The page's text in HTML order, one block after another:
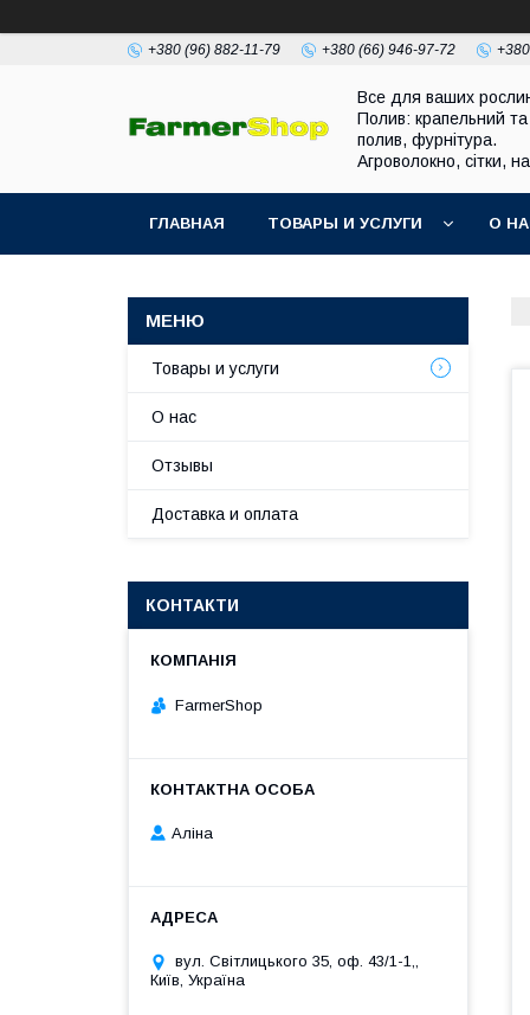
+380 (96) 882-11-79 +380 (66) 946-97-72
Все для ваших
Полив: крапельний та
полив, фурнітура.
Агроволокно, сітки,
ГЛАВНАЯ ТОВАРЫ И УСЛУГИ О
Товары и услуги
О нас
Отзывы
Доставка и оплата
КОНТАКТИ
FarmerShop
Аліна
вул. Світлицького 35, оф. 43/1-1,,
Київ, Україна